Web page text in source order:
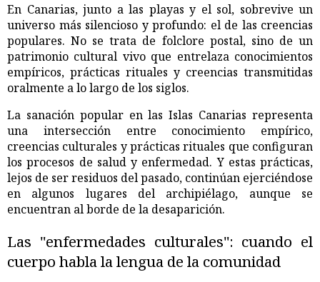
En Canarias, junto a las playas y el sol, sobrevive un
universo más silencioso y profundo: el de las creencias
populares. No se trata de folclore postal, sino de un
patrimonio cultural vivo que entrelaza conocimientos
empíricos, prácticas rituales y creencias transmitidas
oralmente a lo largo de los siglos.
La sanación popular en las Islas Canarias representa
una intersección entre conocimiento empírico,
creencias culturales y prácticas rituales que configuran
los procesos de salud y enfermedad. Y estas prácticas,
lejos de ser residuos del pasado, continúan ejerciéndose
en algunos lugares del archipiélago, aunque se
encuentran al borde de la desaparición.
Las "enfermedades culturales": cuando el
cuerpo habla la lengua de la comunidad